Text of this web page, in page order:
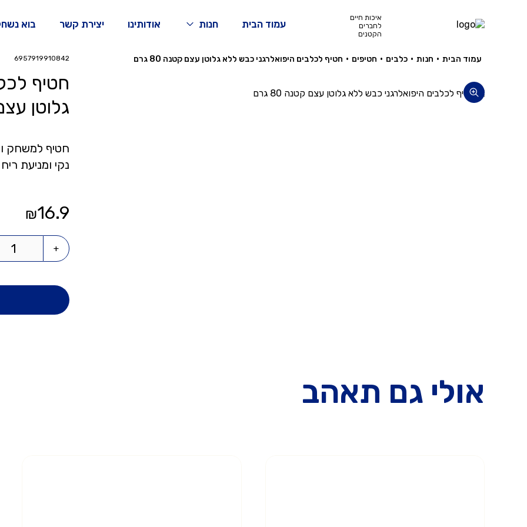
איכות חיים
לחברים
הקטנים
עמוד הבית חנות אודותינו יצירת קשר בוא
עמוד הבית • חנות • כלבים • חטיפים • חטיף לכלבים היפואלרגני כבש ללא גלוטן עצם קטנה 80 גרם 6957919910842
חטיף לכלבים היפואלרגני כבש ללא
גלוטן עצם
חטיף למשחק
נקי ומניעת
16.9
₪
+
אולי גם תאהב